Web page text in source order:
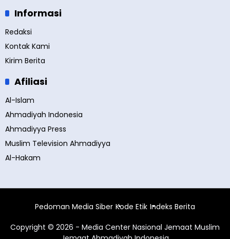
Informasi
Redaksi
Kontak Kami
Kirim Berita
Afiliasi
Al-Islam
Ahmadiyah Indonesia
Ahmadiyya Press
Muslim Television Ahmadiyya
Al-Hakam
Pedoman Media Siber Kode Etik Indeks Berita
Copyright © 2026 - Media Center Nasional Jemaat Muslim